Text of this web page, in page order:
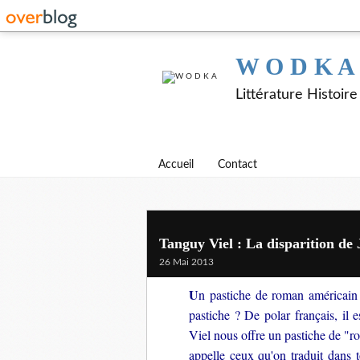
W O D K A
Littérature
Accueil Contact
Tanguy Viel : La disparition de
26 Mai 2013
Un pastiche de roman
pastiche ? De polar français,
Viel nous offre un pastiche de
appelle ceux qu'on traduit dans